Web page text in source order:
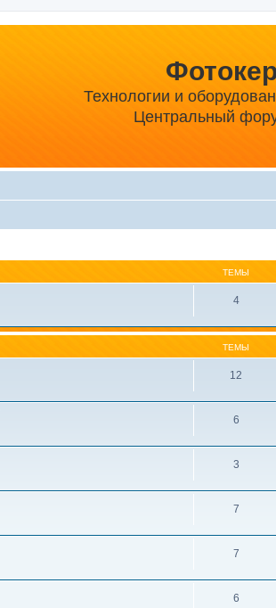
Технологии и
Центральный
ТЕМЫ
4
ТЕМЫ
12
6
3
7
7
6